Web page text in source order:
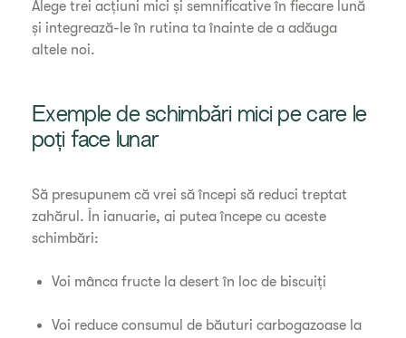
Alege trei acțiuni mici și semnificative în fiecare lună
și integrează-le în rutina ta înainte de a adăuga
altele noi.
Exemple de schimbări mici pe care le
poți face lunar
Să presupunem că vrei să începi să reduci treptat
zahărul. În ianuarie, ai putea începe cu aceste
schimbări:
Voi mânca fructe la desert în loc de biscuiți
Voi reduce consumul de băuturi carbogazoase la